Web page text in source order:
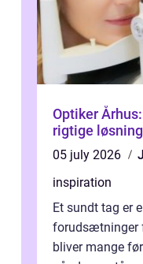
Optiker
rigtige
05 july 2026
inspiration
Et sundt tag er
forudsætninger
bliver mange